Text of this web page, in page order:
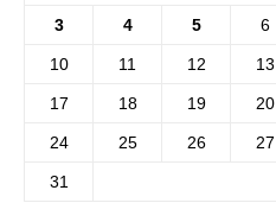
3 4 5 6
10 11 12 13
17 18 19 20
24 25 26 27
31